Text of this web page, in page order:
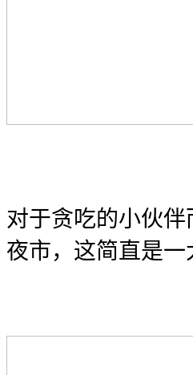
对于贪吃的小伙
夜市，这简直是一